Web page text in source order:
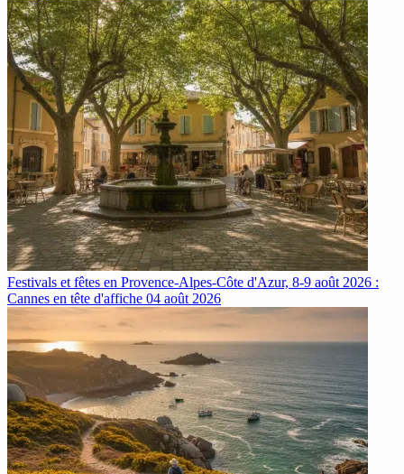
Festivals et fêtes en Provence-Alpes-Côte d'Azur, 8-9 août 2026 :
Cannes en tête d'affiche 04 août 2026